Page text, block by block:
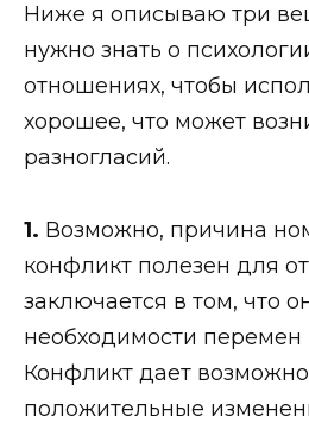
Ниже я описываю три
нужно знать о
отношениях, чтобы
хорошее, что может
разногласий.
1. Возможно, причина
конфликт полезен для
заключается в том, что
необходимости перемен
Конфликт дает
положительные